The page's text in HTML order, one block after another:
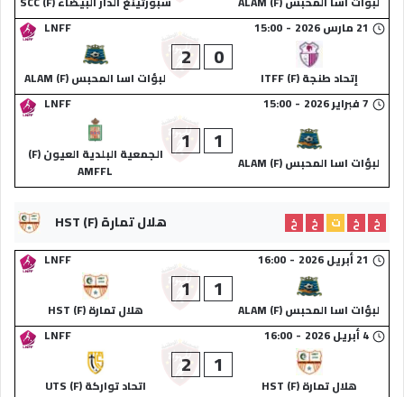
LNFF
21 مارس 2026 -
15:00
إتحاد طنجة (F) ITFF
0
2
لبؤات اسا المحبس (F) ALAM
LNFF
7 فبراير 2026 -
15:00
لبؤات اسا المحبس (F) ALAM
1
1
الجمعية البلدية العيون (F)
AMFFL
هلال تمارة (F) HST خ خ ت خ
خ
LNFF
21 أبريل 2026 -
16:00
لبؤات اسا المحبس (F) ALAM
1
1
هلال تمارة (F) HST
LNFF
4 أبريل 2026 -
16:00
هلال تمارة (F) HST
1
2
اتحاد تواركة (F) UTS